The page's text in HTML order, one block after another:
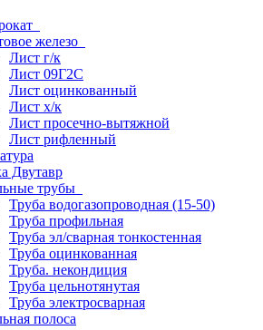
железо
Лист г/к
Лист 09Г2С
Лист оцинкованный
Лист х/к
Лист просечно-вытяжной
Лист рифленный
Двутавр
трубы
Труба водогазопроводная (15-50)
Труба профильная
Труба эл/сварная тонкостенная
Труба оцинкованная
Труба. некондиция
Труба цельнотянутая
Труба электросварная
полоса